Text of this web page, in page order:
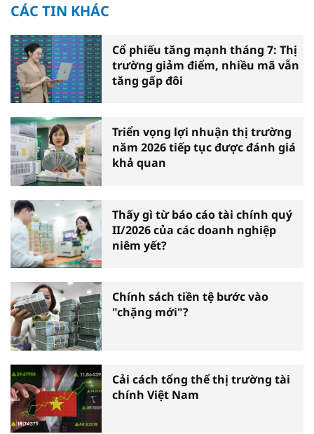
CÁC TIN KHÁC
Cổ phiếu tăng mạnh tháng 7: Thị
trường giảm điểm, nhiều mã vẫn
tăng gấp đôi
Triển vọng lợi nhuận thị trường
năm 2026 tiếp tục được đánh giá
khả quan
Thấy gì từ báo cáo tài chính quý
II/2026 của các doanh nghiệp
niêm yết?
Chính sách tiền tệ bước vào
"chặng mới"?
Cải cách tổng thể thị trường tài
chính Việt Nam